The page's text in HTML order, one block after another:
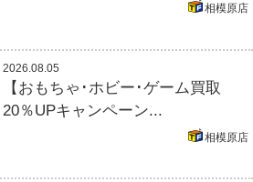
相模原店
2026.08.05
【おもちゃ･ホビー･ゲーム買取
20％UPキャンペーン...
相模原店